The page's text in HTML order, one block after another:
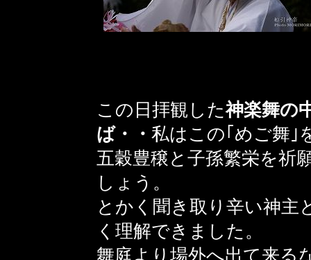
この日拝観した神楽舞の
ば・・ 私はこの｢めご舞｣
五穀豊穣と子孫繁栄を祈
しょう。
とかく聞き取り辛い神主
く理解できました。
舞庭より場外へ出て来る